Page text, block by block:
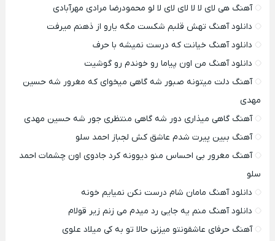
آهنگ هی لای لا لا لای لای لا لو محمودرضا مرادی مهرآبادی
دانلود آهنگ تهش قلبم شکست مگه یارو از ذهنم میرفت
دانلود آهنگ خیانت که درست نمیشه با حرف
دانلود آهنگ من اون پیاما رو خوندم رو گوشیت
آهنگ دلت میتونه صبور شه گاهی میخوای که مغرور شه حسین
مهدی
آهنگ گاهی میذاری دور شه گاهی منتظری جور شه حسین مهدی
آهنگ ببین پیرت شدم عاشق کش لجباز احمد سلو
آهنگ مغرور بی احساس منو دیوونه کرد جادوی اون چشمات احمد
سلو
دانلود آهنگ مامان شام درست نکن نمیایم خونه
دانلود آهنگ منم یه جایی رد میدم می زنم زیر قولام
آهنگ حرفای عاشقونتو میزنی حالا تو به کی میلاد علوی